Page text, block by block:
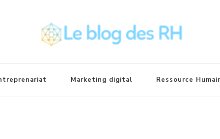
Marketing digital Ressource